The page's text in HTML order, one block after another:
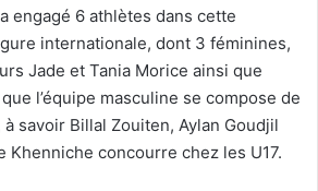
engagé 6 athlètes dans cette
internationale, dont 3 féminines,
Jade et Tania Morice ainsi que
l’équipe masculine se compose de
savoir Billal Zouiten, Aylan Goudjil
Khenniche concourre chez les U17.